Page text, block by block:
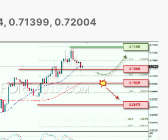
0.71399, 0.72004